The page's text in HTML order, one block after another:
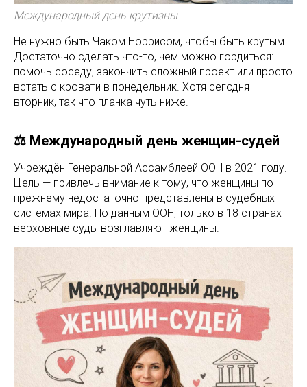
Международный день крутизны
Не нужно быть Чаком Норрисом, чтобы быть крутым.
Достаточно сделать что-то, чем можно гордиться:
помочь соседу, закончить сложный проект или просто
встать с кровати в понедельник. Хотя сегодня
вторник, так что планка чуть ниже.
⚖️ Международный день женщин-судей
Учреждён Генеральной Ассамблеей ООН в 2021 году.
Цель — привлечь внимание к тому, что женщины по-
прежнему недостаточно представлены в судебных
системах мира. По данным ООН, только в 18 странах
верховные суды возглавляют женщины.